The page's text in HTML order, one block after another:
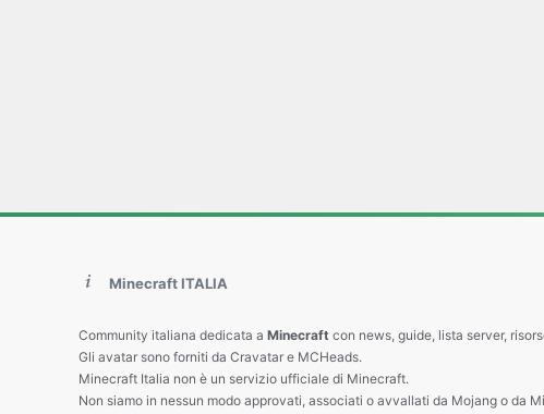
Minecraft ITALIA
Community italiana dedicata a Minecraft con news, guide, lista server,
Gli avatar sono forniti da Cravatar e MCHeads.
Minecraft Italia non è un servizio ufficiale di Minecraft.
Non siamo in nessun modo approvati, associati o avvallati da Mojang o da